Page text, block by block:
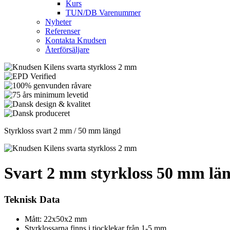
Kurs
TUN/DB Varenummer
Nyheter
Referenser
Kontakta Knudsen
Återförsäljare
Styrkloss svart 2 mm / 50 mm längd
Svart 2 mm styrkloss 50 mm
Teknisk Data
Mått: 22x50x2 mm